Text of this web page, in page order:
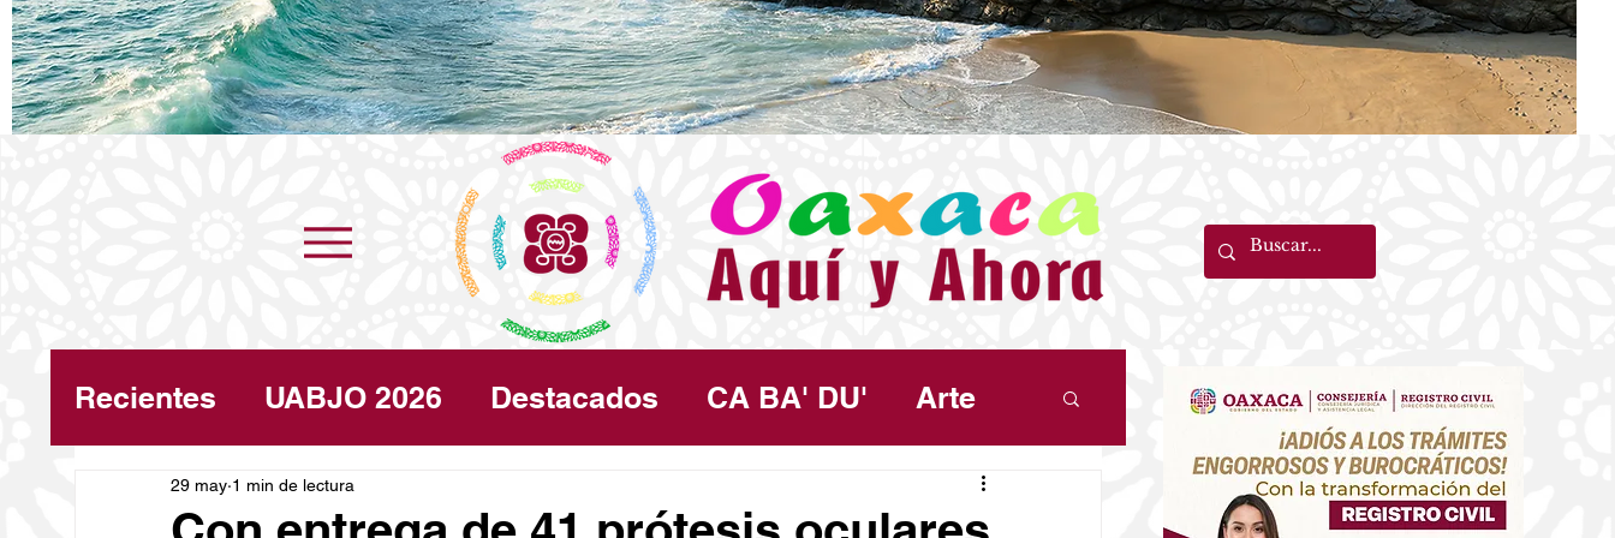
Recientes UABJO 2026 Destacados CA BA' DU' Arte
Congreso Turismo Salud
29 may 1 min de lectura